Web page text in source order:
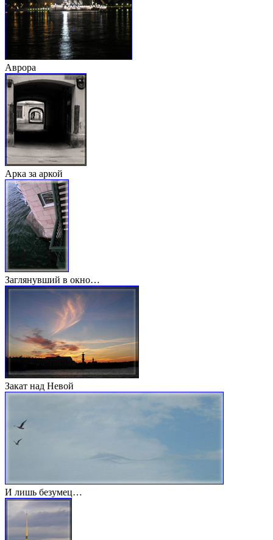
Аврора
Арка за аркой
Заглянувший в окно…
Закат над Невой
И лишь безумец…